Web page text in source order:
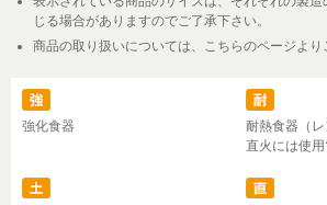
じる場合がありますのでご了承下さい。
商品の取り扱いについては、こちらのページより
強化食器
耐熱食器（レ
直火には使用